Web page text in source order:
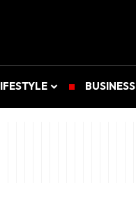
BUSINESS